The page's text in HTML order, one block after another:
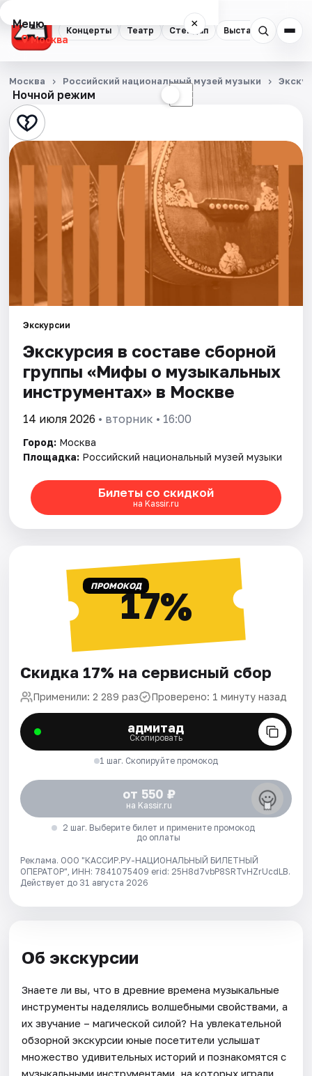
Концерты Театр Стендап Выставки
Меню ×
Москва
Концерты
Театр
Стендап
Выставки
Квесты
Экскурсии
События
Города
Площадки
Артисты
Рейтинги
Ночной режим ☾
Москва Российский национальный музей музыки
Экскурсии
Экскурсия в составе сборной
группы «Мифы о музыкальных
инструментах» в Москве
14 июля 2026 • вторник • 16:00
Город: Москва
Площадка: Российский национальный музей музыки
Билеты со скидкой
на Kassir.ru
ПРОМОКОД17%
Скидка 17% на сервисный сбор
Применили: 2 289 раз Проверено: 1 минуту назад
адмитад
Скопировать
1 шаг. Скопируйте промокод
от 550 ₽
на Kassir.ru
2 шаг. Выберите билет и примените промокод
до оплаты
Реклама. ООО "КАССИР.РУ-НАЦИОНАЛЬНЫЙ БИЛЕТНЫЙ
ОПЕРАТОР", ИНН: 7841075409 erid: 25H8d7vbP8SRTvHZrUcdLB.
Действует до 31 августа 2026
Об экскурсии
Знаете ли вы, что в древние времена музыкальные
инструменты наделялись волшебными свойствами, а
их звучание – магической силой? На увлекательной
обзорной экскурсии юные посетители услышат
множество удивительных историй и познакомятся с
музыкальными инструментами, на которых играли